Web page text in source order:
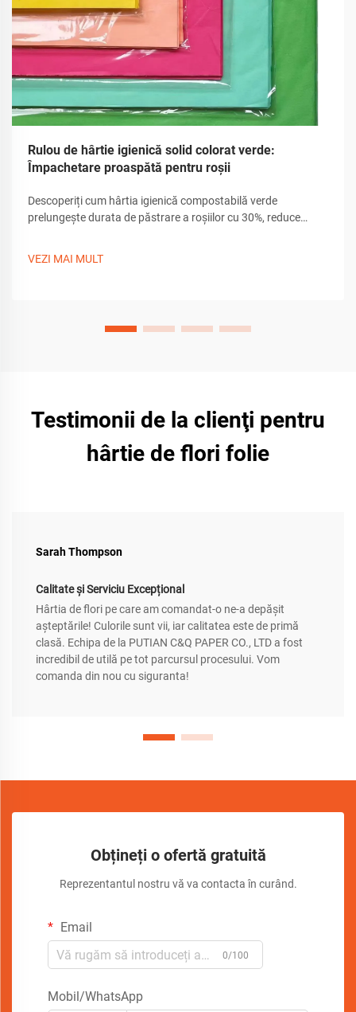
Rulou de hârtie igienică solid colorat verde:
Împachetare proaspătă pentru roșii
Descoperiți cum hârtia igienică compostabilă verde
prelungește durata de păstrare a roșiilor cu 30%, reduce
VEZI MAI MULT
Testimonii de la clienţi pentru
hârtie de flori folie
Sarah Thompson
Calitate și Serviciu Excepțional
Hârtia de flori pe care am comandat-o ne-a depăşit
aşteptările! Culorile sunt vii, iar calitatea este de primă
clasă. Echipa de la PUTIAN C&Q PAPER CO., LTD a fost
incredibil de utilă pe tot parcursul procesului. Vom
comanda din nou cu siguranta!
Obțineți o ofertă gratuită
Reprezentantul nostru vă va contacta în curând.
Email
0/100
Mobil/WhatsApp